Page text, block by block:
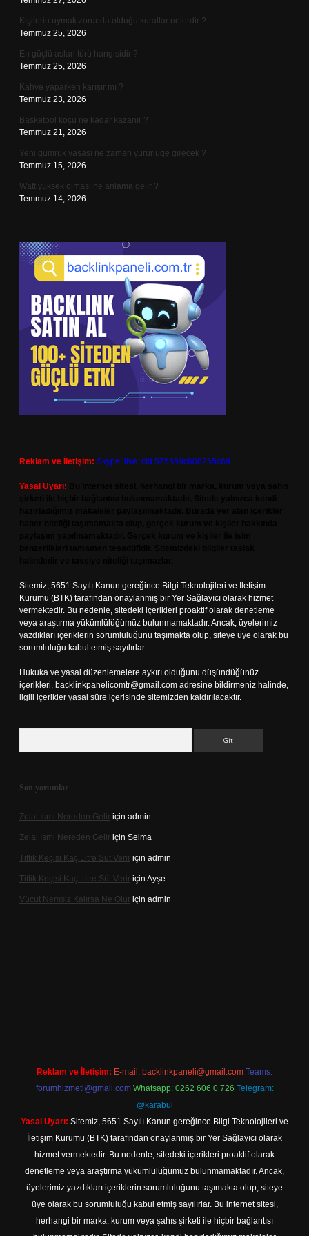
Kişilerin uymak zorunda olduğu kurallar nelerdir ?
Temmuz 25, 2026
En güçlü aslan türü hangisidir ?
Temmuz 25, 2026
Kahve yaparken karışır mı ?
Temmuz 23, 2026
Basketbol koçu ne kadar kazanır ?
Temmuz 21, 2026
Yeni gümrük yasası ne zaman yürürlüğe girecek ?
Temmuz 15, 2026
Watt yüksek olması ne anlama gelir ?
Temmuz 14, 2026
Reklam ve İletişim: Skype: live:.cid.575569c608265c69
Yasal Uyarı:
Sitemiz, 5651 Sayılı Kanun gereğince Bilgi Teknolojileri ve İletişim
Kurumu (BTK) tarafından onaylanmış bir Yer Sağlayıcı olarak hizmet
vermektedir. Bu nedenle, sitedeki içerikleri proaktif olarak denetleme
veya araştırma yükümlülüğümüz bulunmamaktadır. Ancak, üyelerimiz
yazdıkları içeriklerin sorumluluğunu taşımakta olup, siteye üye olarak bu
sorumluluğu kabul etmiş sayılırlar.
Hukuka ve yasal düzenlemelere aykırı olduğunu düşündüğünüz
içerikleri, backlinkpanelicomtr@gmail.com adresine bildirmeniz halinde,
ilgili içerikler yasal süre içerisinde sitemizden kaldırılacaktır.
Son yorumlar
Zelal Ismi Nereden Gelir için admin
Zelal Ismi Nereden Gelir için Selma
Tiftik Keçisi Kaç Litre Süt Verir için admin
Tiftik Keçisi Kaç Litre Süt Verir için Ayşe
Vücut Nemsiz Kalırsa Ne Olur için admin
Reklam ve İletişim: E-mail: backlinkpaneli@gmail.com Teams:
forumhizmeti@gmail.com Whatsapp: 0262 606 0 726 Telegram:
@karabul
Yasal Uyarı: Sitemiz, 5651 Sayılı Kanun gereğince Bilgi Teknolojileri ve
İletişim Kurumu (BTK) tarafından onaylanmış bir Yer Sağlayıcı olarak
hizmet vermektedir. Bu nedenle, sitedeki içerikleri proaktif olarak
denetleme veya araştırma yükümlülüğümüz bulunmamaktadır. Ancak,
üyelerimiz yazdıkları içeriklerin sorumluluğunu taşımakta olup, siteye
üye olarak bu sorumluluğu kabul etmiş sayılırlar. Bu internet sitesi,
herhangi bir marka, kurum veya şahıs şirketi ile hiçbir bağlantısı